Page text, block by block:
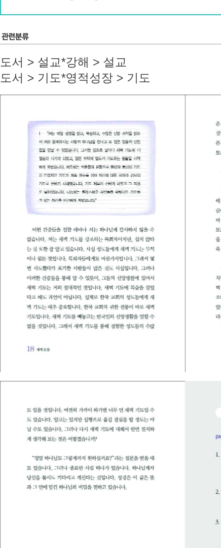
도서 > 설교*강해 > 설교
도서 > 기도*영적성장 > 기도